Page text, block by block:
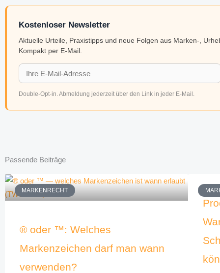
Kostenloser Newsletter
Aktuelle Urteile, Praxistipps und neue Folgen aus Marken-,
Kompakt per E-Mail.
Double-Opt-in. Abmeldung jederzeit über den Link in jeder E-Mail.
Passende Beiträge
MARKENRECHT
® oder ™: Welches
Markenzeichen darf man wann
verwenden?